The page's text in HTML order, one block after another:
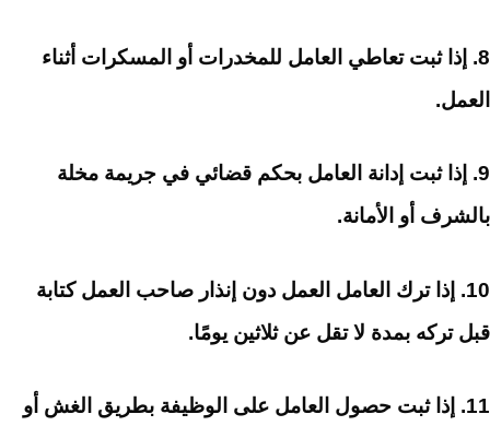
8. إذا ثبت تعاطي العامل للمخدرات أو المسكرات أثناء
العمل.
9. إذا ثبت إدانة العامل بحكم قضائي في جريمة مخلة
بالشرف أو الأمانة.
10. إذا ترك العامل العمل دون إنذار صاحب العمل كتابة
قبل تركه بمدة لا تقل عن ثلاثين يومًا.
11. إذا ثبت حصول العامل على الوظيفة بطريق الغش أو